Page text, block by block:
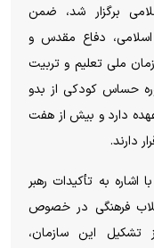
برگزار شد، ضمن
دفاع مقدس و
ملی تعلیم و تربیت
حساس کودکی از بدو
دارد و بیش از هفت
دارند.
به تأکیدات رهبر
فرهنگی در خصوص
تشکیل این سازمان،